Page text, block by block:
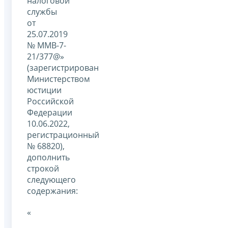
службы
от
25.07.2019
№ ММВ-7-
21/377@»
(зарегистрирован
Министерством
юстиции
Российской
Федерации
10.06.2022,
регистрационный
№ 68820),
дополнить
строкой
следующего
содержания:
«